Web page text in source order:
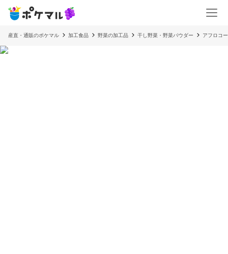
産直・通販のポケマル 加工食品 野菜の加工品 干し野菜・野菜パウダー アフロコ